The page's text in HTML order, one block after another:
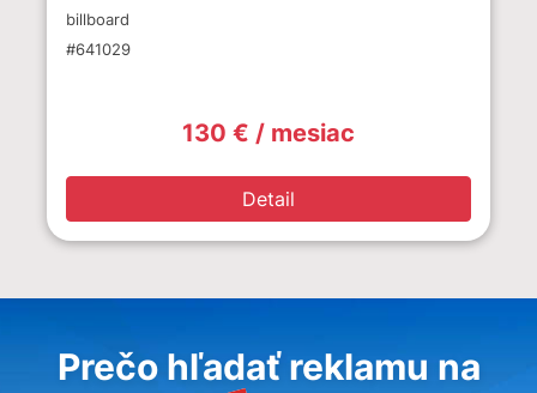
billboard
#641029
130 € / mesiac
Detail
Prečo hľadať reklamu na